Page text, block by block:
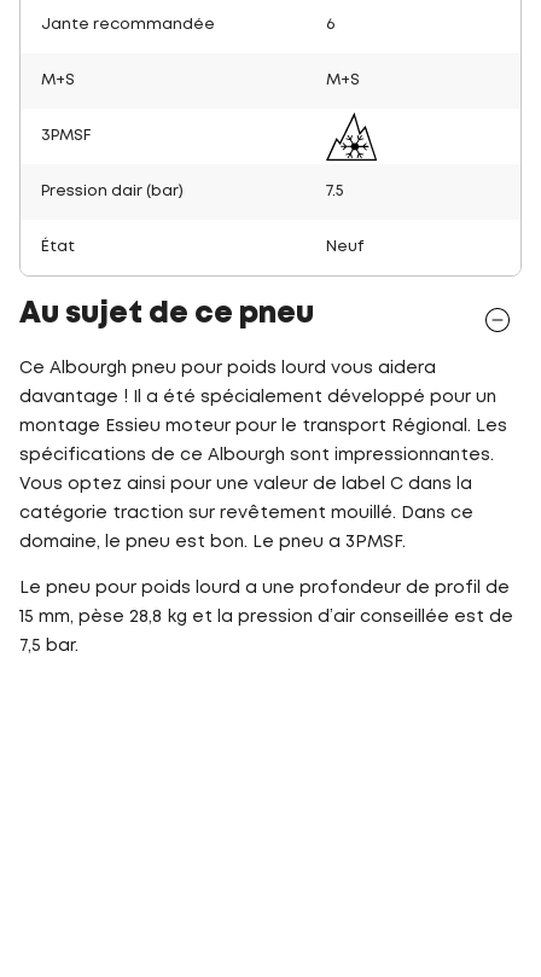
Jante recommandée 6
M+S M+S
3PMSF
Pression dair (bar) 7.5
État Neuf
Au sujet de ce pneu
Ce Albourgh pneu pour poids lourd vous aidera
davantage ! Il a été spécialement développé pour un
montage Essieu moteur pour le transport Régional. Les
spécifications de ce Albourgh sont impressionnantes.
Vous optez ainsi pour une valeur de label C dans la
catégorie traction sur revêtement mouillé. Dans ce
domaine, le pneu est bon. Le pneu a 3PMSF.
Le pneu pour poids lourd a une profondeur de profil de
15 mm, pèse 28,8 kg et la pression d’air conseillée est de
7,5 bar.